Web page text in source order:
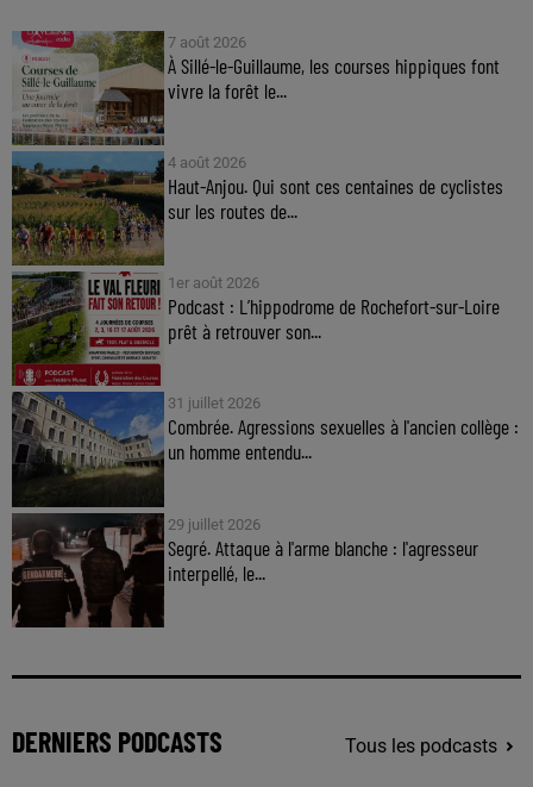
7 août 2026
À Sillé-le-Guillaume, les courses hippiques font
vivre la forêt le...
4 août 2026
Haut-Anjou. Qui sont ces centaines de cyclistes
sur les routes de...
1er août 2026
Podcast : L’hippodrome de Rochefort-sur-Loire
prêt à retrouver son...
31 juillet 2026
Combrée. Agressions sexuelles à l'ancien collège :
un homme entendu...
29 juillet 2026
Segré. Attaque à l'arme blanche : l'agresseur
interpellé, le...
DERNIERS PODCASTS Tous les podcasts